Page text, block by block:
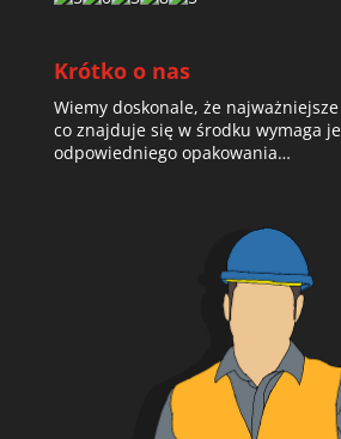
Krótko o nas
Wiemy doskonale, że
co znajduje się w środku wymaga
odpowiedniego opakowania…